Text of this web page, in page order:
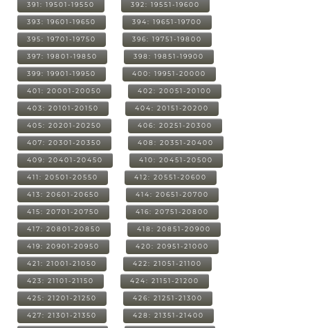
391: 19501-19550 392: 19551-19600
393: 19601-19650 394: 19651-19700
395: 19701-19750 396: 19751-19800
397: 19801-19850 398: 19851-19900
399: 19901-19950 400: 19951-20000
401: 20001-20050 402: 20051-20100
403: 20101-20150 404: 20151-20200
405: 20201-20250 406: 20251-20300
407: 20301-20350 408: 20351-20400
409: 20401-20450 410: 20451-20500
411: 20501-20550 412: 20551-20600
413: 20601-20650 414: 20651-20700
415: 20701-20750 416: 20751-20800
417: 20801-20850 418: 20851-20900
419: 20901-20950 420: 20951-21000
421: 21001-21050 422: 21051-21100
423: 21101-21150 424: 21151-21200
425: 21201-21250 426: 21251-21300
427: 21301-21350 428: 21351-21400